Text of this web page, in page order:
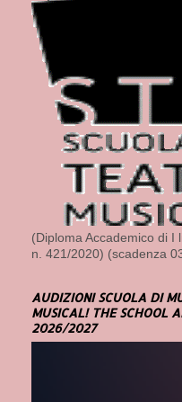
(Diploma Accademico di I
n. 421/2020) (scadenza
AUDIZIONI SCUOLA DI
MUSICAL! THE SCHOOL
2026/2027